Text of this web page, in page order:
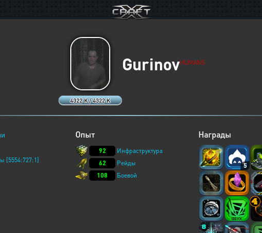
4322 K / 4322 K
GurinovHUMANS
[5554:727:1]
Опыт
92
Инфраструктура
62
Рейды
108
Боевой
Награды
5